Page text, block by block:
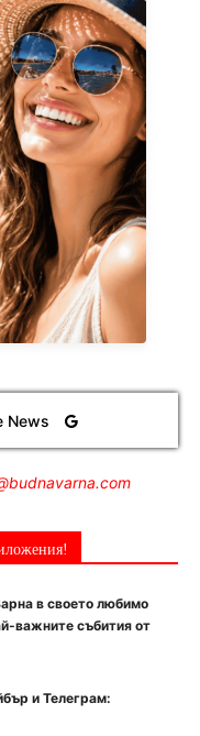
News
в своето любимо
важните събития от
и Телеграм: